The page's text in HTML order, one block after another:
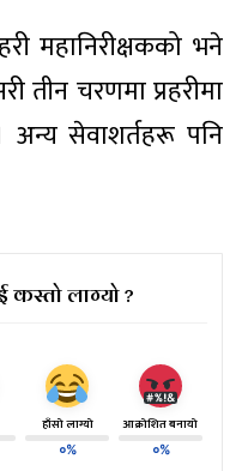
महानिरीक्षकको भने
तीन चरणमा प्रहरीमा
सेवाशर्तहरू पनि
लाग्यो ?
हाँसो लाग्यो
०%
आक्रोशित बनायो
०%